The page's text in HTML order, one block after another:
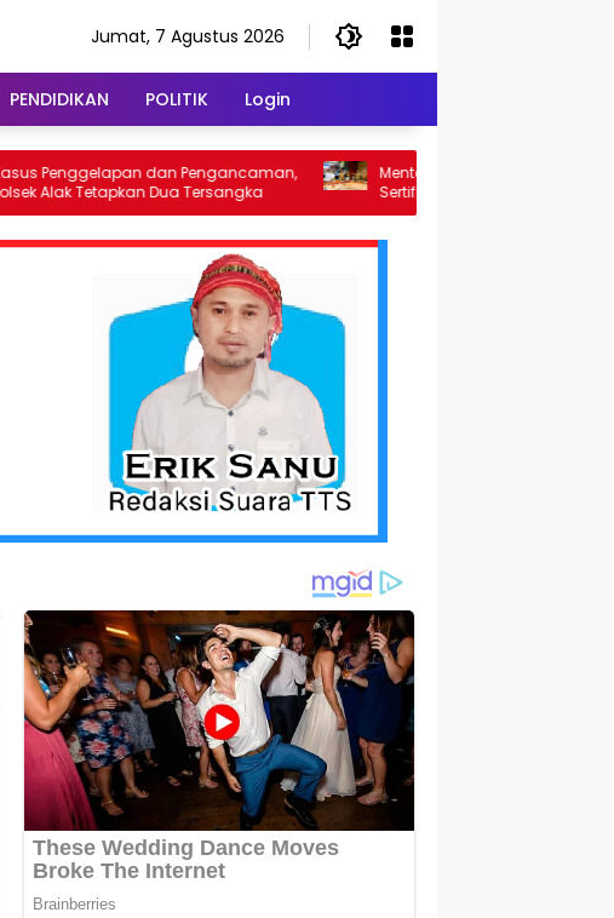
Jumat, 7 Agustus 2026
PENDIDIKAN POLITIK Login
dan Pengancaman,
Dua Tersangka
Menteri ATR/BPN Dorong Percepatan
Sertifikasi Tanah di NTT, Gubernur Melki
Perkuat Sinergi Tata Ruang